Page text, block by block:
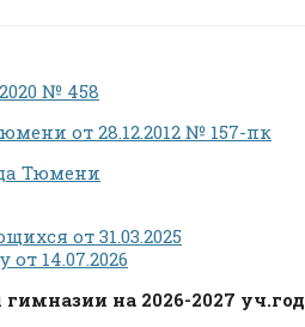
№ 458
от 28.12.2012 № 157-пк
Тюмени
от 31.03.2025
14.07.2026
на 2026-2027 уч.год